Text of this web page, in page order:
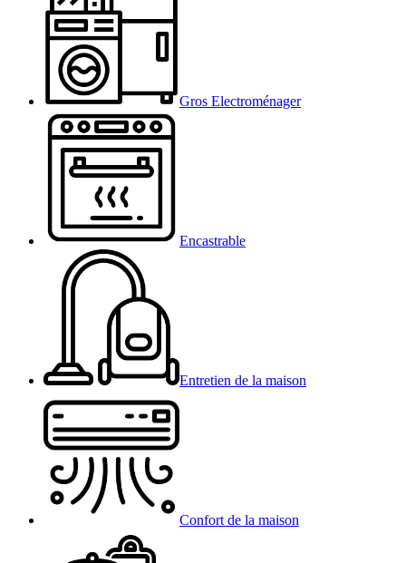
Gros Electroménager
Encastrable
Entretien de la maison
Confort de la maison